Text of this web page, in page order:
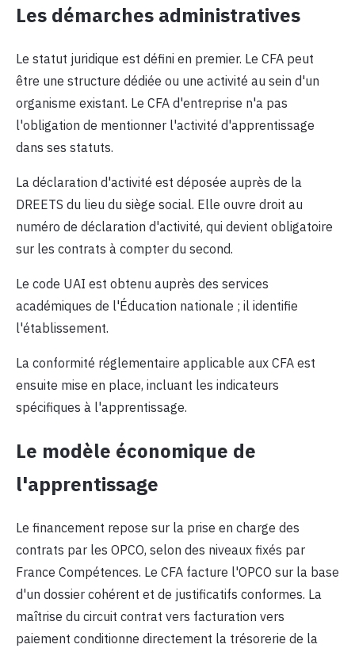
Les démarches administratives
Le statut juridique est défini en premier. Le CFA peut
être une structure dédiée ou une activité au sein d'un
organisme existant. Le CFA d'entreprise n'a pas
l'obligation de mentionner l'activité d'apprentissage
dans ses statuts.
La déclaration d'activité est déposée auprès de la
DREETS du lieu du siège social. Elle ouvre droit au
numéro de déclaration d'activité, qui devient obligatoire
sur les contrats à compter du second.
Le code UAI est obtenu auprès des services
académiques de l'Éducation nationale ; il identifie
l'établissement.
La conformité réglementaire applicable aux CFA est
ensuite mise en place, incluant les indicateurs
spécifiques à l'apprentissage.
Le modèle économique de
l'apprentissage
Le financement repose sur la prise en charge des
contrats par les OPCO, selon des niveaux fixés par
France Compétences. Le CFA facture l'OPCO sur la base
d'un dossier cohérent et de justificatifs conformes. La
maîtrise du circuit contrat vers facturation vers
paiement conditionne directement la trésorerie de la